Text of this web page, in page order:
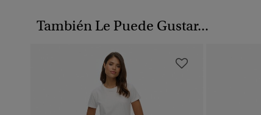
También Le Puede Gustar...